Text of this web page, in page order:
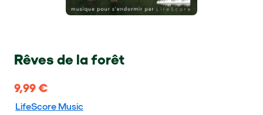
Rêves de la forêt
9,99 €
9,99 €
LifeScore Music